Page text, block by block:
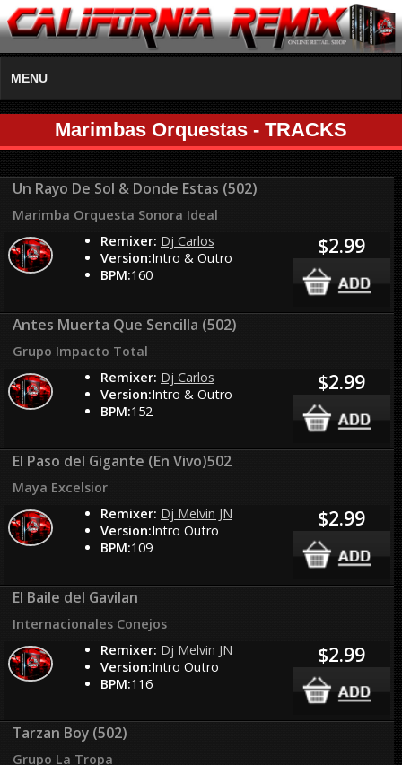
MENU
Marimbas Orquestas - TRACKS
Un Rayo De Sol & Donde Estas (502)
Marimba Orquesta Sonora Ideal
Remixer: Dj Carlos
Version:Intro & Outro
BPM:160
$2.99
Antes Muerta Que Sencilla (502)
Grupo Impacto Total
Remixer: Dj Carlos
Version:Intro & Outro
BPM:152
$2.99
El Paso del Gigante (En Vivo)502
Maya Excelsior
Remixer: Dj Melvin JN
Version:Intro Outro
BPM:109
$2.99
El Baile del Gavilan
Internacionales Conejos
Remixer: Dj Melvin JN
Version:Intro Outro
BPM:116
$2.99
Tarzan Boy (502)
Grupo La Tropa